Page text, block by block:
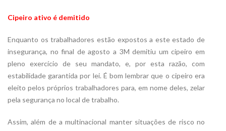
Cipeiro ativo é demitido
Enquanto os trabalhadores estão expostos a este estado de
insegurança, no final de agosto a 3M demitiu um cipeiro em
pleno exercício de seu mandato, e, por esta razão, com
estabilidade garantida por lei. É bom lembrar que o cipeiro era
eleito pelos próprios trabalhadores para, em nome deles, zelar
pela segurança no local de trabalho.
Assim, além de a multinacional manter situações de risco no